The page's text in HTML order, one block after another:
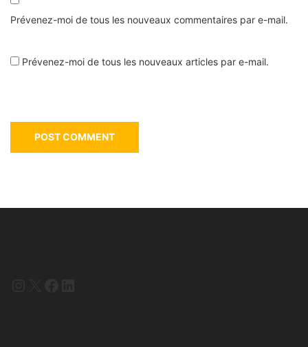
Prévenez-moi de tous les nouveaux commentaires par e-mail.
Prévenez-moi de tous les nouveaux articles par e-mail.